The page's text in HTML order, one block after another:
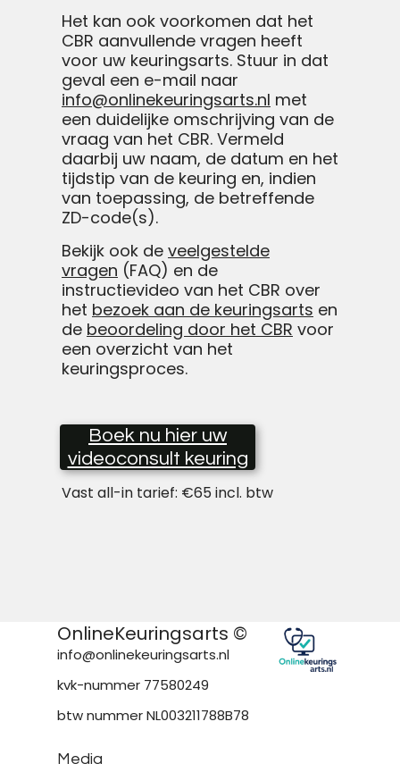
Het kan ook voorkomen dat het
CBR aanvullende vragen heeft
voor uw keuringsarts. Stuur in dat
geval een e-mail naar
info@onlinekeuringsarts.nl met
een duidelijke omschrijving van de
vraag van het CBR. Vermeld
daarbij uw naam, de datum en het
tijdstip van de keuring en, indien
van toepassing, de betreffende
ZD-code(s).
Bekijk ook de veelgestelde
vragen (FAQ) en de
instructievideo van het CBR over
het bezoek aan de keuringsarts en
de beoordeling door het CBR voor
een overzicht van het
keuringsproces.​
Vast all-in tarief: €65 incl. btw
Boek nu hier uw
videoconsult keuring
OnlineKeuringsarts ©
info@onlinekeuringsarts.nl
kvk-nummer 77580249
btw nummer NL003211788B78
Media